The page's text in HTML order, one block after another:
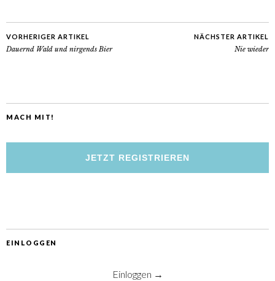
VORHERIGER ARTIKEL
Dauernd Wald und nirgends Bier
NÄCHSTER ARTIKEL
Nie wieder
MACH MIT!
JETZT REGISTRIEREN
EINLOGGEN
Einloggen →